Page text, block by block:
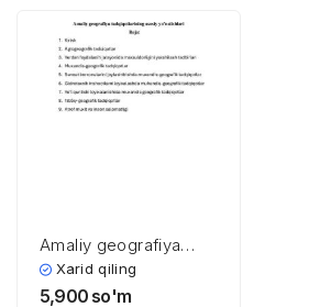
Amaliy geografiya
tadqiqotlarining asosiy
yo’nalishlari
Xarid qiling
5,900 so'm